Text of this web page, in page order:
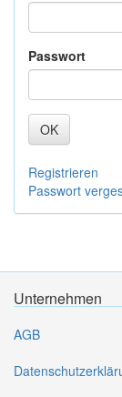
Passwort
OK
Registrieren
Passwort
Unternehmen
AGB